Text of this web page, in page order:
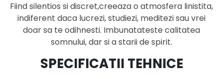
Fiind silentios si discret,creeaza o atmosfera linistita,
indiferent daca lucrezi, studiezi, meditezi sau vrei
doar sa te odihnesti. Imbunatateste calitatea
somnului, dar si a starii de spirit.
SPECIFICATII TEHNICE